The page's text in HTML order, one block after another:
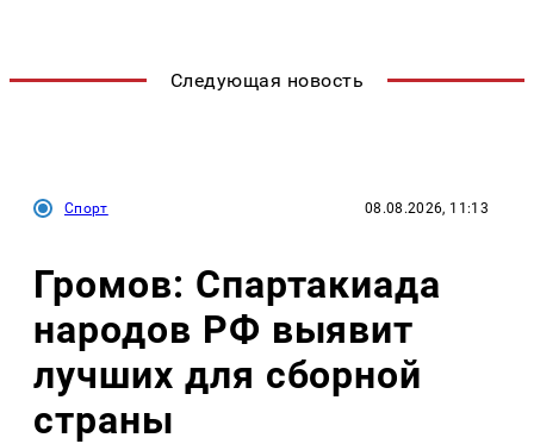
Следующая новость
Спорт 08.08.2026, 11:13
Громов: Спартакиада
народов РФ выявит
лучших для сборной
страны